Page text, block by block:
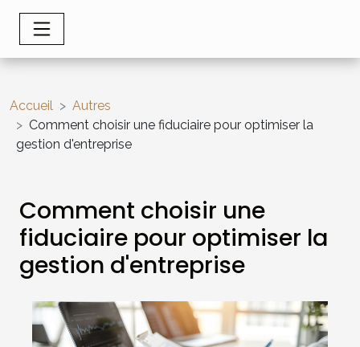
Accueil
Autres
Comment choisir une fiduciaire pour optimiser la
gestion d'entreprise
Comment choisir une
fiduciaire pour optimiser la
gestion d'entreprise